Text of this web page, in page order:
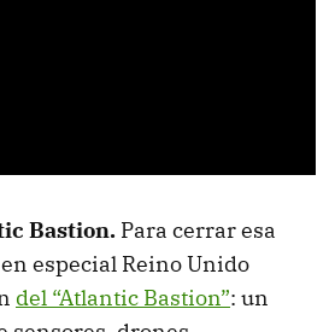
Bastion. Para cerrar esa
especial Reino Unido
del “Atlantic Bastion”: un